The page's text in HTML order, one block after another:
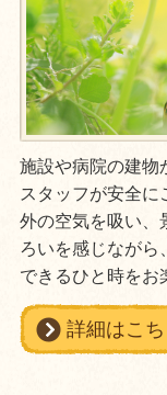
施設や病院の建物
スタッフが安全に
外の空気を吸い、
ろいを感じながら
できるひと時をお
詳細はこち